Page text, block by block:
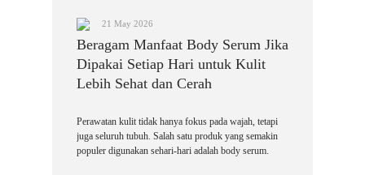
21 May 2026
Beragam Manfaat Body Serum Jika
Dipakai Setiap Hari untuk Kulit
Lebih Sehat dan Cerah
Perawatan kulit tidak hanya fokus pada wajah, tetapi
juga seluruh tubuh. Salah satu produk yang semakin
populer digunakan sehari-hari adalah body serum.